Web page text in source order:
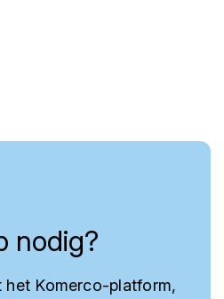
nodig?
het Komerco-platform,